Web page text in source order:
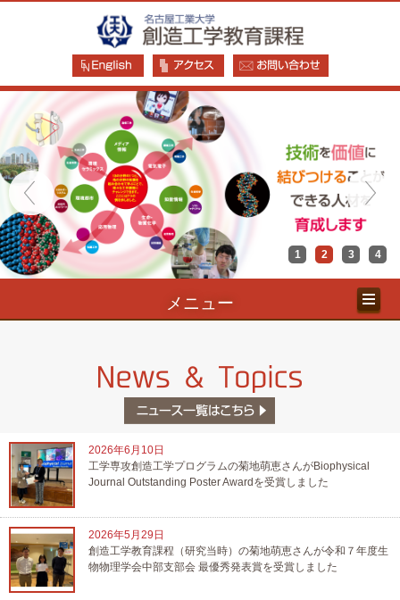
1 2 3 4
メニュー
2026年6月10日
工学専攻創造工学プログラムの菊地萌恵さんがBiophysical
Journal Outstanding Poster Awardを受賞しました
2026年5月29日
創造工学教育課程（研究当時）の菊地萌恵さんが令和７年度生
物物理学会中部支部会 最優秀発表賞を受賞しました